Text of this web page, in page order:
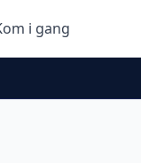
i gang